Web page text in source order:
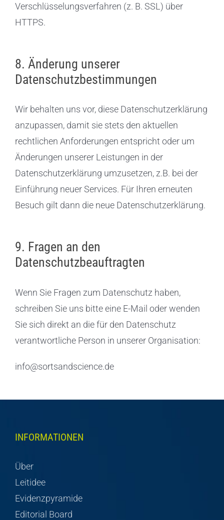
Verschlüsselungsverfahren (z. B. SSL) über
HTTPS.
8. Änderung unserer
Datenschutzbestimmungen
Wir behalten uns vor, diese Datenschutzerklärung
anzupassen, damit sie stets den aktuellen
rechtlichen Anforderungen entspricht oder um
Änderungen unserer Leistungen in der
Datenschutzerklärung umzusetzen, z.B. bei der
Einführung neuer Services. Für Ihren erneuten
Besuch gilt dann die neue Datenschutzerklärung.
9. Fragen an den
Datenschutzbeauftragten
Wenn Sie Fragen zum Datenschutz haben,
schreiben Sie uns bitte eine E-Mail oder wenden
Sie sich direkt an die für den Datenschutz
verantwortliche Person in unserer Organisation:
info@sortsandscience.de
INFORMATIONEN
Über
Leitidee
Evidenzpyramide
Editorial Board